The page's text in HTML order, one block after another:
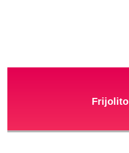
Frijolito